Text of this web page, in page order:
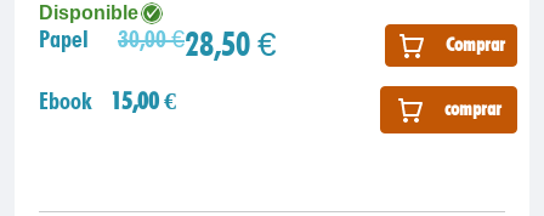
Disponible
Papel 30,00 €28,50 € Comprar
Ebook 15,00 € comprar